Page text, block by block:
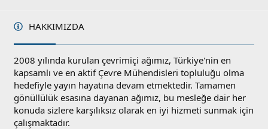
HAKKIMIZDA
2008 yılında kurulan çevrimiçi ağımız, Türkiye'nin en
kapsamlı ve en aktif Çevre Mühendisleri topluluğu olma
hedefiyle yayın hayatına devam etmektedir. Tamamen
gönüllülük esasına dayanan ağımız, bu mesleğe dair her
konuda sizlere karşılıksız olarak en iyi hizmeti sunmak için
çalışmaktadır.